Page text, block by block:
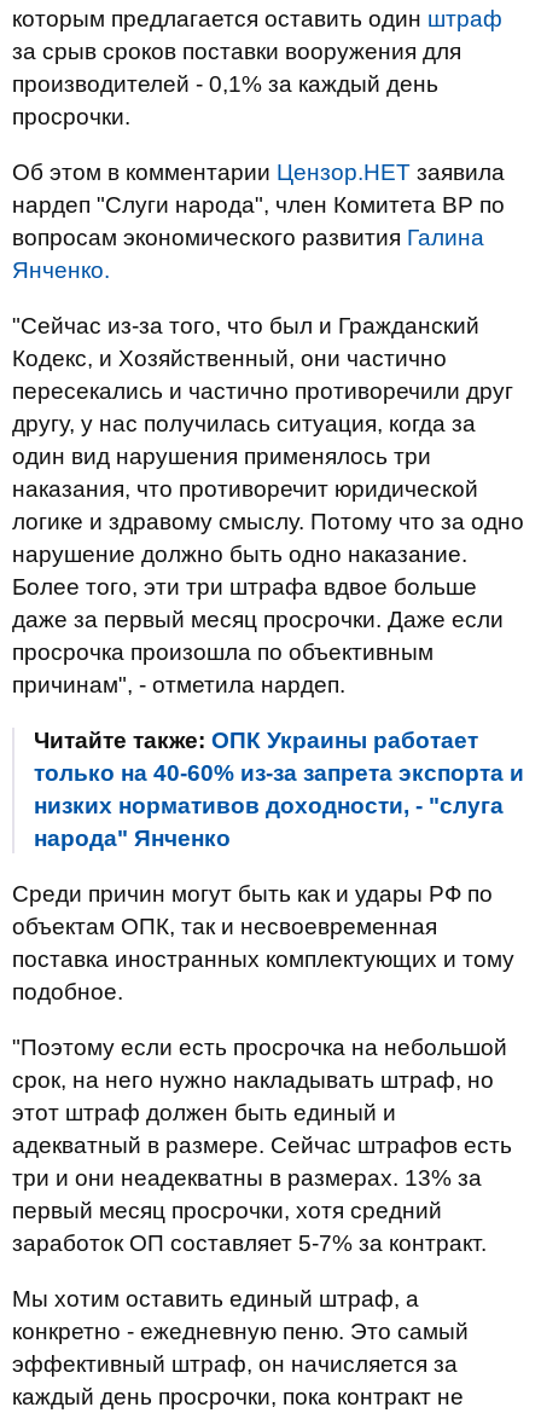
которым предлагается оставить один штраф
за срыв сроков поставки вооружения для
производителей - 0,1% за каждый день
просрочки.
Об этом в комментарии Цензор.НЕТ заявила
нардеп "Слуги народа", член Комитета ВР по
вопросам экономического развития Галина
Янченко.
"Сейчас из-за того, что был и Гражданский
Кодекс, и Хозяйственный, они частично
пересекались и частично противоречили друг
другу, у нас получилась ситуация, когда за
один вид нарушения применялось три
наказания, что противоречит юридической
логике и здравому смыслу. Потому что за одно
нарушение должно быть одно наказание.
Более того, эти три штрафа вдвое больше
даже за первый месяц просрочки. Даже если
просрочка произошла по объективным
причинам", - отметила нардеп.
Читайте также: ОПК Украины работает
только на 40-60% из-за запрета экспорта и
низких нормативов доходности, - "слуга
народа" Янченко
Среди причин могут быть как и удары РФ по
объектам ОПК, так и несвоевременная
поставка иностранных комплектующих и тому
подобное.
"Поэтому если есть просрочка на небольшой
срок, на него нужно накладывать штраф, но
этот штраф должен быть единый и
адекватный в размере. Сейчас штрафов есть
три и они неадекватны в размерах. 13% за
первый месяц просрочки, хотя средний
заработок ОП составляет 5-7% за контракт.
Мы хотим оставить единый штраф, а
конкретно - ежедневную пеню. Это самый
эффективный штраф, он начисляется за
каждый день просрочки, пока контракт не